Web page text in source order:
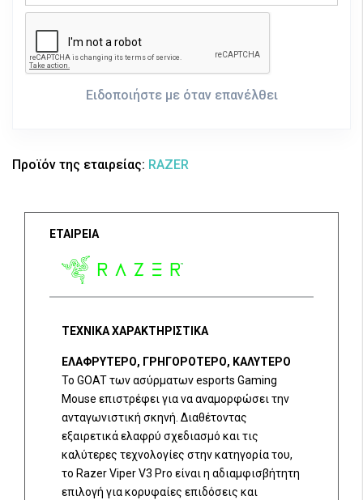
Ειδοποιήστε με όταν επανέλθει
Προϊόν της εταιρείας: RAZER
ΕΤΑΙΡΕΙΑ
ΤΕΧΝΙΚΑ ΧΑΡΑΚΤΗΡΙΣΤΙΚΑ
ΕΛΑΦΡΥΤΕΡΟ, ΓΡΗΓΟΡΟΤΕΡΟ, ΚΑΛΥΤΕΡΟ
Το GOAT των ασύρματων esports Gaming
Mouse επιστρέφει για να αναμορφώσει την
ανταγωνιστική σκηνή. Διαθέτοντας
εξαιρετικά ελαφρύ σχεδιασμό και τις
καλύτερες τεχνολογίες στην κατηγορία του,
το Razer Viper V3 Pro είναι η αδιαμφισβήτητη
επιλογή για κορυφαίες επιδόσεις και